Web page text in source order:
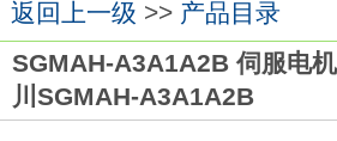
返回上一级 >> 产品目录
SGMAH-A3A1A2B 伺服电
川SGMAH-A3A1A2B